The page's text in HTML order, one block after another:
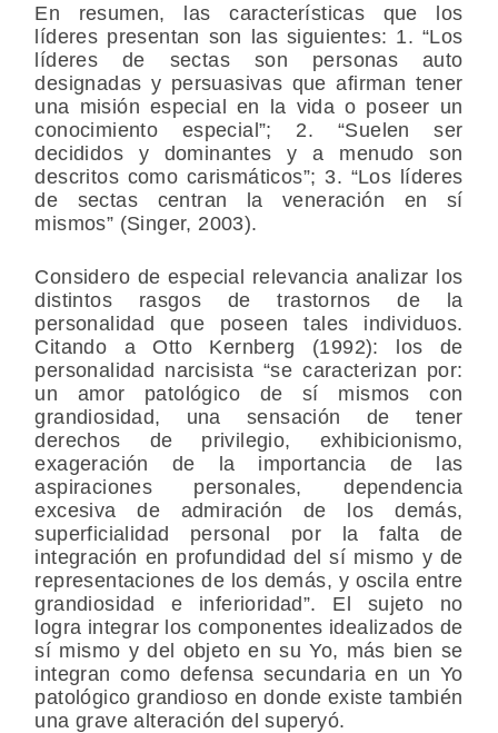
En resumen, las características que los
líderes presentan son las siguientes: 1. “Los
líderes de sectas son personas auto
designadas y persuasivas que afirman tener
una misión especial en la vida o poseer un
conocimiento especial”; 2. “Suelen ser
decididos y dominantes y a menudo son
descritos como carismáticos”; 3. “Los líderes
de sectas centran la veneración en sí
mismos” (Singer, 2003).
Considero de especial relevancia analizar los
distintos rasgos de trastornos de la
personalidad que poseen tales individuos.
Citando a Otto Kernberg (1992): los de
personalidad narcisista “se caracterizan por:
un amor patológico de sí mismos con
grandiosidad, una sensación de tener
derechos de privilegio, exhibicionismo,
exageración de la importancia de las
aspiraciones personales, dependencia
excesiva de admiración de los demás,
superficialidad personal por la falta de
integración en profundidad del sí mismo y de
representaciones de los demás, y oscila entre
grandiosidad e inferioridad”. El sujeto no
logra integrar los componentes idealizados de
sí mismo y del objeto en su Yo, más bien se
integran como defensa secundaria en un Yo
patológico grandioso en donde existe también
una grave alteración del superyó.